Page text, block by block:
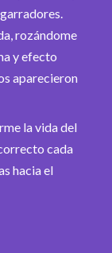
rozándome
y efecto
aparecieron
la vida del
cada
hacia el